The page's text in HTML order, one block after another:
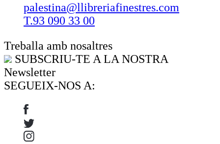
palestina@llibreriafinestres.com
T.93 090 33 00
Treballa amb nosaltres
SUBSCRIU-TE A LA NOSTRA
Newsletter
SEGUEIX-NOS A: